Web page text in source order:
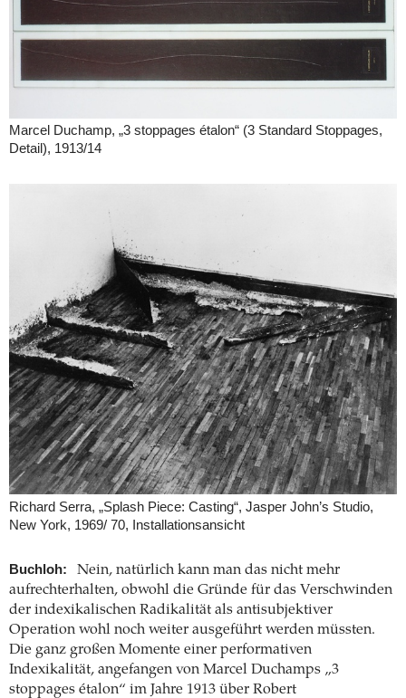
Marcel Duchamp, „3 stoppages étalon“ (3 Standard Stoppages,
Detail), 1913/14
Richard Serra, „Splash Piece: Casting“, Jasper John’s Studio,
New York, 1969/ 70, Installationsansicht
Buchloh:
Nein, natürlich kann man das nicht mehr
aufrechterhalten, obwohl die Gründe für das Verschwinden
der indexikalischen Radikalität als antisubjektiver
Operation wohl noch weiter ausgeführt werden müssten.
Die ganz großen Momente einer performativen
Indexikalität, angefangen von Marcel Duchamps „3
stoppages étalon“ im Jahre 1913 über Robert